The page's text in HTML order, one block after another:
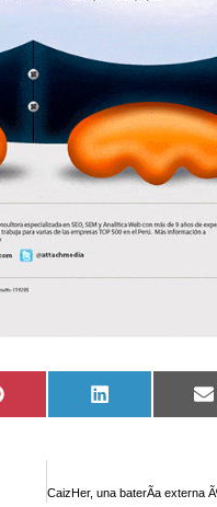
Compartir
en
Pinterest
Compartir
en
LinkedIn